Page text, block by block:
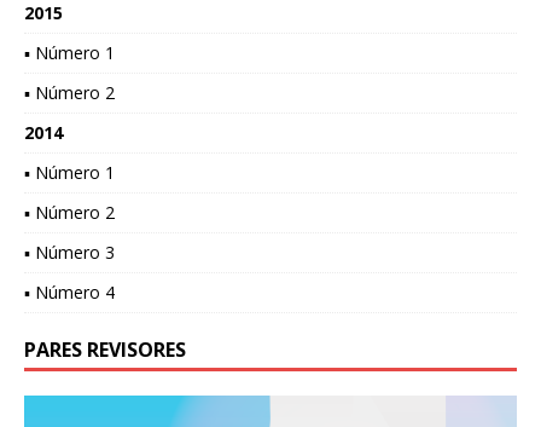
2015
▪ Número 1
▪ Número 2
2014
▪ Número 1
▪ Número 2
▪ Número 3
▪ Número 4
PARES REVISORES